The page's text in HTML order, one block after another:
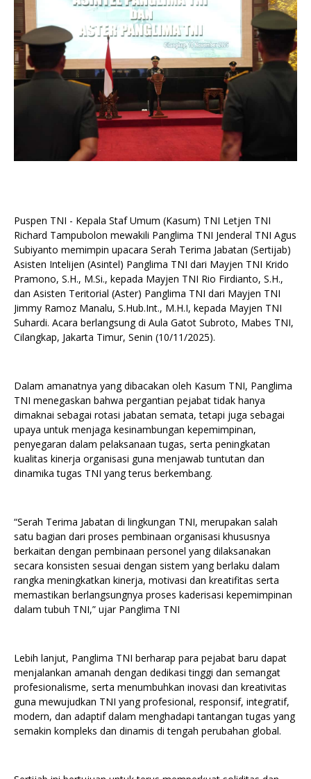
Puspen TNI - Kepala Staf Umum (Kasum) TNI Letjen TNI
Richard Tampubolon mewakili Panglima TNI Jenderal TNI Agus
Subiyanto memimpin upacara Serah Terima Jabatan (Sertijab)
Asisten Intelijen (Asintel) Panglima TNI dari Mayjen TNI Krido
Pramono, S.H., M.Si., kepada Mayjen TNI Rio Firdianto, S.H.,
dan Asisten Teritorial (Aster) Panglima TNI dari Mayjen TNI
Jimmy Ramoz Manalu, S.Hub.Int., M.H.I, kepada Mayjen TNI
Suhardi. Acara berlangsung di Aula Gatot Subroto, Mabes TNI,
Cilangkap, Jakarta Timur, Senin (10/11/2025).
Dalam amanatnya yang dibacakan oleh Kasum TNI, Panglima
TNI menegaskan bahwa pergantian pejabat tidak hanya
dimaknai sebagai rotasi jabatan semata, tetapi juga sebagai
upaya untuk menjaga kesinambungan kepemimpinan,
penyegaran dalam pelaksanaan tugas, serta peningkatan
kualitas kinerja organisasi guna menjawab tuntutan dan
dinamika tugas TNI yang terus berkembang.
“Serah Terima Jabatan di lingkungan TNI, merupakan salah
satu bagian dari proses pembinaan organisasi khususnya
berkaitan dengan pembinaan personel yang dilaksanakan
secara konsisten sesuai dengan sistem yang berlaku dalam
rangka meningkatkan kinerja, motivasi dan kreatifitas serta
memastikan berlangsungnya proses kaderisasi kepemimpinan
dalam tubuh TNI,” ujar Panglima TNI
Lebih lanjut, Panglima TNI berharap para pejabat baru dapat
menjalankan amanah dengan dedikasi tinggi dan semangat
profesionalisme, serta menumbuhkan inovasi dan kreativitas
guna mewujudkan TNI yang profesional, responsif, integratif,
modern, dan adaptif dalam menghadapi tantangan tugas yang
semakin kompleks dan dinamis di tengah perubahan global.